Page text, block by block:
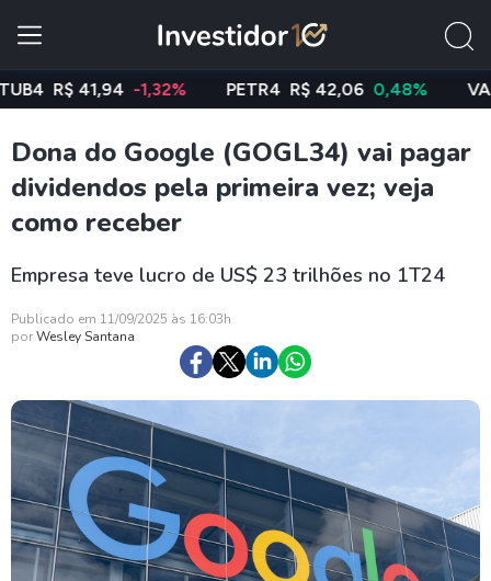
R$ 41,94 -1,32% PETR4 R$ 42,06 0,48% VALE3
Dona do Google (GOGL34) vai pagar
dividendos pela primeira vez; veja
como receber
Empresa teve lucro de US$ 23 trilhões no 1T24
Publicado em 11/09/2025 às 16:03h
porWesley Santana